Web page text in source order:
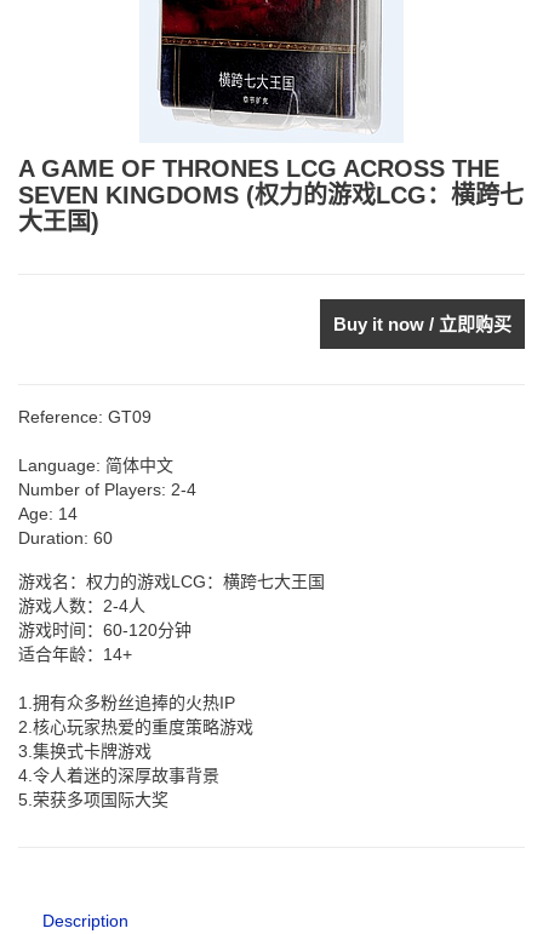
A GAME OF THRONES LCG ACROSS THE
SEVEN KINGDOMS (权力的游戏LCG：横跨七
大王国)
Buy it now / 立即购买
Reference: GT09
Language: 简体中文
Number of Players: 2-4
Age: 14
Duration: 60
游戏名：权力的游戏LCG：横跨七大王国
游戏人数：2-4人
游戏时间：60-120分钟
适合年龄：14+
1.拥有众多粉丝追捧的火热IP
2.核心玩家热爱的重度策略游戏
3.集换式卡牌游戏
4.令人着迷的深厚故事背景
5.荣获多项国际大奖
Description